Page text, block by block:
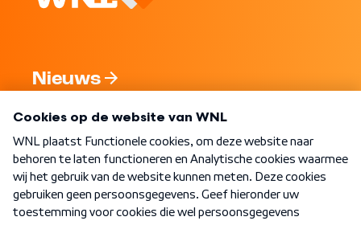
Nieuws
Nieuwsbrief
Word Lid